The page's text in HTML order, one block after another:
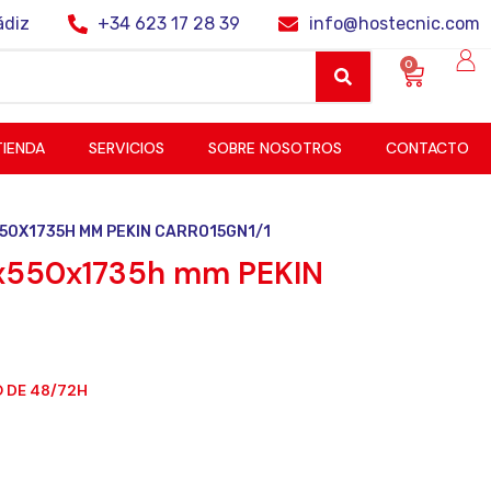
+34 623 17 28 39 info@hostecnic.com
0
SERVICIOS SOBRE NOSOTROS CONTACTO
MM PEKIN CARRO15GN1/1
mm PEKIN
DE 48/72H